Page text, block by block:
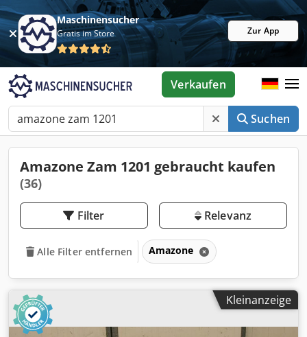
Maschinensucher
Gratis im Store Zur App
Suchen
Verkaufen
Amazone Zam 1201 gebraucht kaufen
(36)
Filter Relevanz
Alle Filter entfernen Amazone
Kleinanzeige